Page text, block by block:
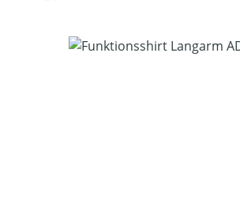
Bildergalerie überspringen